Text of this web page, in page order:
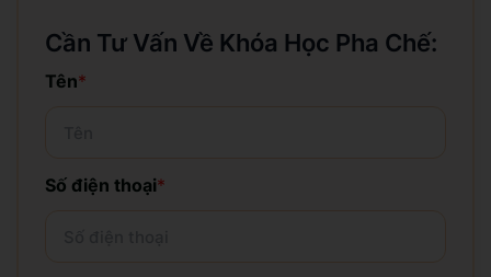
Cần Tư Vấn Về Khóa Học Pha Chế:
Tên*
Số điện thoại*